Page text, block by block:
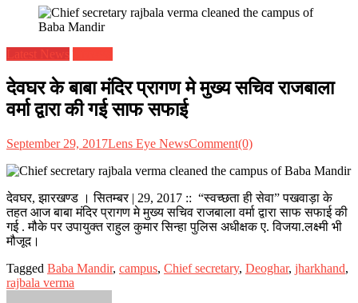
Latest News
देवघर के बाबा मंदिर प्रागण मे मुख्य सचिव राजबाला
वर्मा द्वारा की गई साफ सफाई
September 29, 2017Lens Eye NewsComment(0)
देवघर, झारखण्ड । सितम्बर | 29, 2017 :: “स्वच्छता ही सेवा” पखवाड़ा के
तहत आज बाबा मंदिर प्रागण मे मुख्य सचिव राजबाला वर्मा द्वारा साफ सफाई की
गई . मौके पर उपायुक्त राहुल कुमार सिन्हा पुलिस अधीक्षक ए. विजया.लक्ष्मी भी
मौजूद।
Tagged Baba Mandir, campus, Chief secretary, Deoghar, jharkhand,
rajbala verma